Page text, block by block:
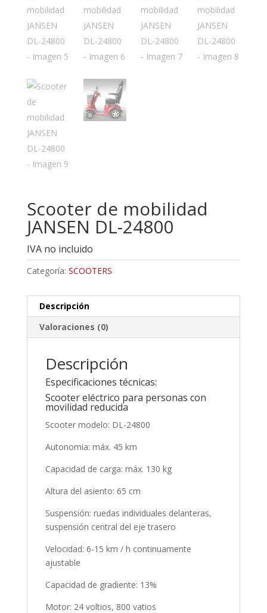
Scooter de mobilidad
JANSEN DL-24800
IVA no incluido
Categoría: SCOOTERS
Descripción
Valoraciones (0)
Descripción
Especificaciones técnicas:
Scooter eléctrico para personas con
movilidad reducida
Scooter modelo: DL-24800
Autonomia: máx. 45 km
Capacidad de carga: máx. 130 kg
Altura del asiento: 65 cm
Suspensión: ruedas individuales delanteras,
suspensión central del eje trasero
Velocidad: 6-15 km / h continuamente
ajustable
Capacidad de gradiente: 13%
Motor: 24 voltios, 800 vatios